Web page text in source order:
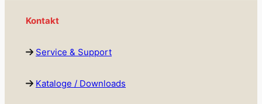
Kontakt
Service & Support
Kataloge / Downloads